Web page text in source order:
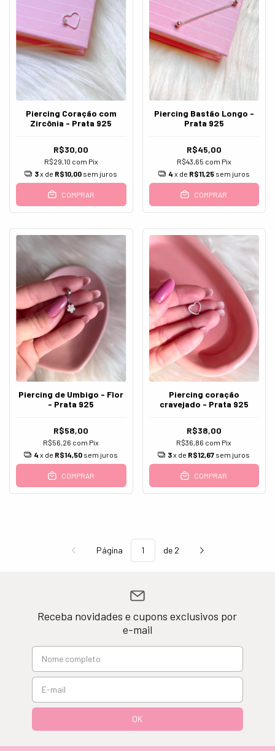
Piercing Coração com
Zircônia - Prata 925
R$30,00
R$29,10 com Pix
3x de R$10,00 sem juros
COMPRAR
Piercing Bastão Longo -
Prata 925
R$45,00
R$43,65 com Pix
4 x de R$11,25 sem juros
COMPRAR
Piercing de Umbigo - Flor
- Prata 925
R$58,00
R$56,26 com Pix
4 x de R$14,50 sem juros
COMPRAR
Piercing coração
cravejado - Prata 925
R$38,00
R$36,86 com Pix
3x de R$12,67 sem juros
COMPRAR
Página de 2
Receba novidades e cupons exclusivos por
e-mail